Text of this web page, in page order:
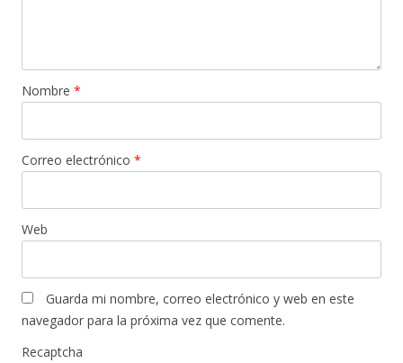
Nombre *
Correo electrónico *
Web
Guarda mi nombre, correo electrónico y web en este
navegador para la próxima vez que comente.
Recaptcha